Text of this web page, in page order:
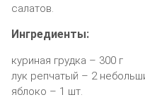
салатов.
Ингредиенты:
куриная грудка – 300 г
лук репчатый – 2
яблоко – 1 шт.